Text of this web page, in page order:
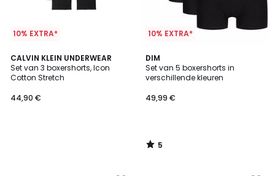
10% EXTRA*
CALVIN KLEIN UNDERWEAR
Set van 3 boxershorts, Icon
Cotton Stretch
44,90 €
10% EXTRA*
DIM
Set van 5 boxershorts in
verschillende kleuren
49,99 €
5
/
5
5
/